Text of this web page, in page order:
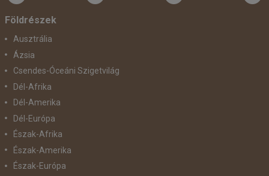
Földrészek
Ausztrália
Ázsia
Csendes-Óceáni Szigetvilág
Dél-Afrika
Dél-Amerika
Dél-Európa
Észak-Afrika
Észak-Amerika
Észak-Európa